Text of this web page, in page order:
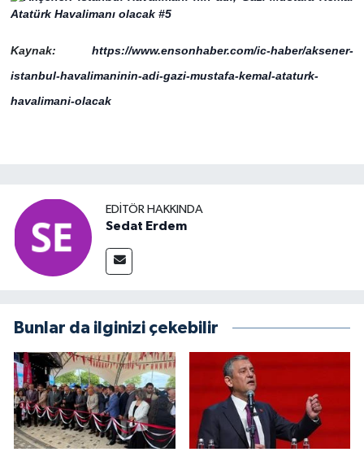
Kaynak:https://www.ensonhaber.com/ic-haber/aksener-
istanbul-havalimaninin-adi-gazi-mustafa-kemal-ataturk-
havalimani-olacak
EDITÖR HAKKINDA
Sedat Erdem
Bunlar da ilginizi çekebilir